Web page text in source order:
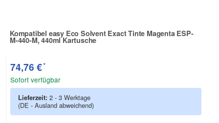
Kompatibel easy Eco Solvent Exact Tinte Magenta ESP-
M-440-M, 440ml Kartusche
Zur Artikelbewertung
74,76 €*
Sofort verfügbar
Lieferzeit: 2 - 3 Werktage
(DE - Ausland abweichend)